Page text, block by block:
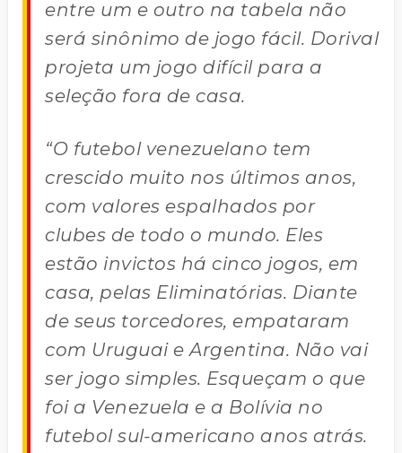
entre um e outro na tabela não
será sinônimo de jogo fácil. Dorival
projeta um jogo difícil para a
seleção fora de casa.
“O futebol venezuelano tem
crescido muito nos últimos anos,
com valores espalhados por
clubes de todo o mundo. Eles
estão invictos há cinco jogos, em
casa, pelas Eliminatórias. Diante
de seus torcedores, empataram
com Uruguai e Argentina. Não vai
ser jogo simples. Esqueçam o que
foi a Venezuela e a Bolívia no
futebol sul-americano anos atrás.